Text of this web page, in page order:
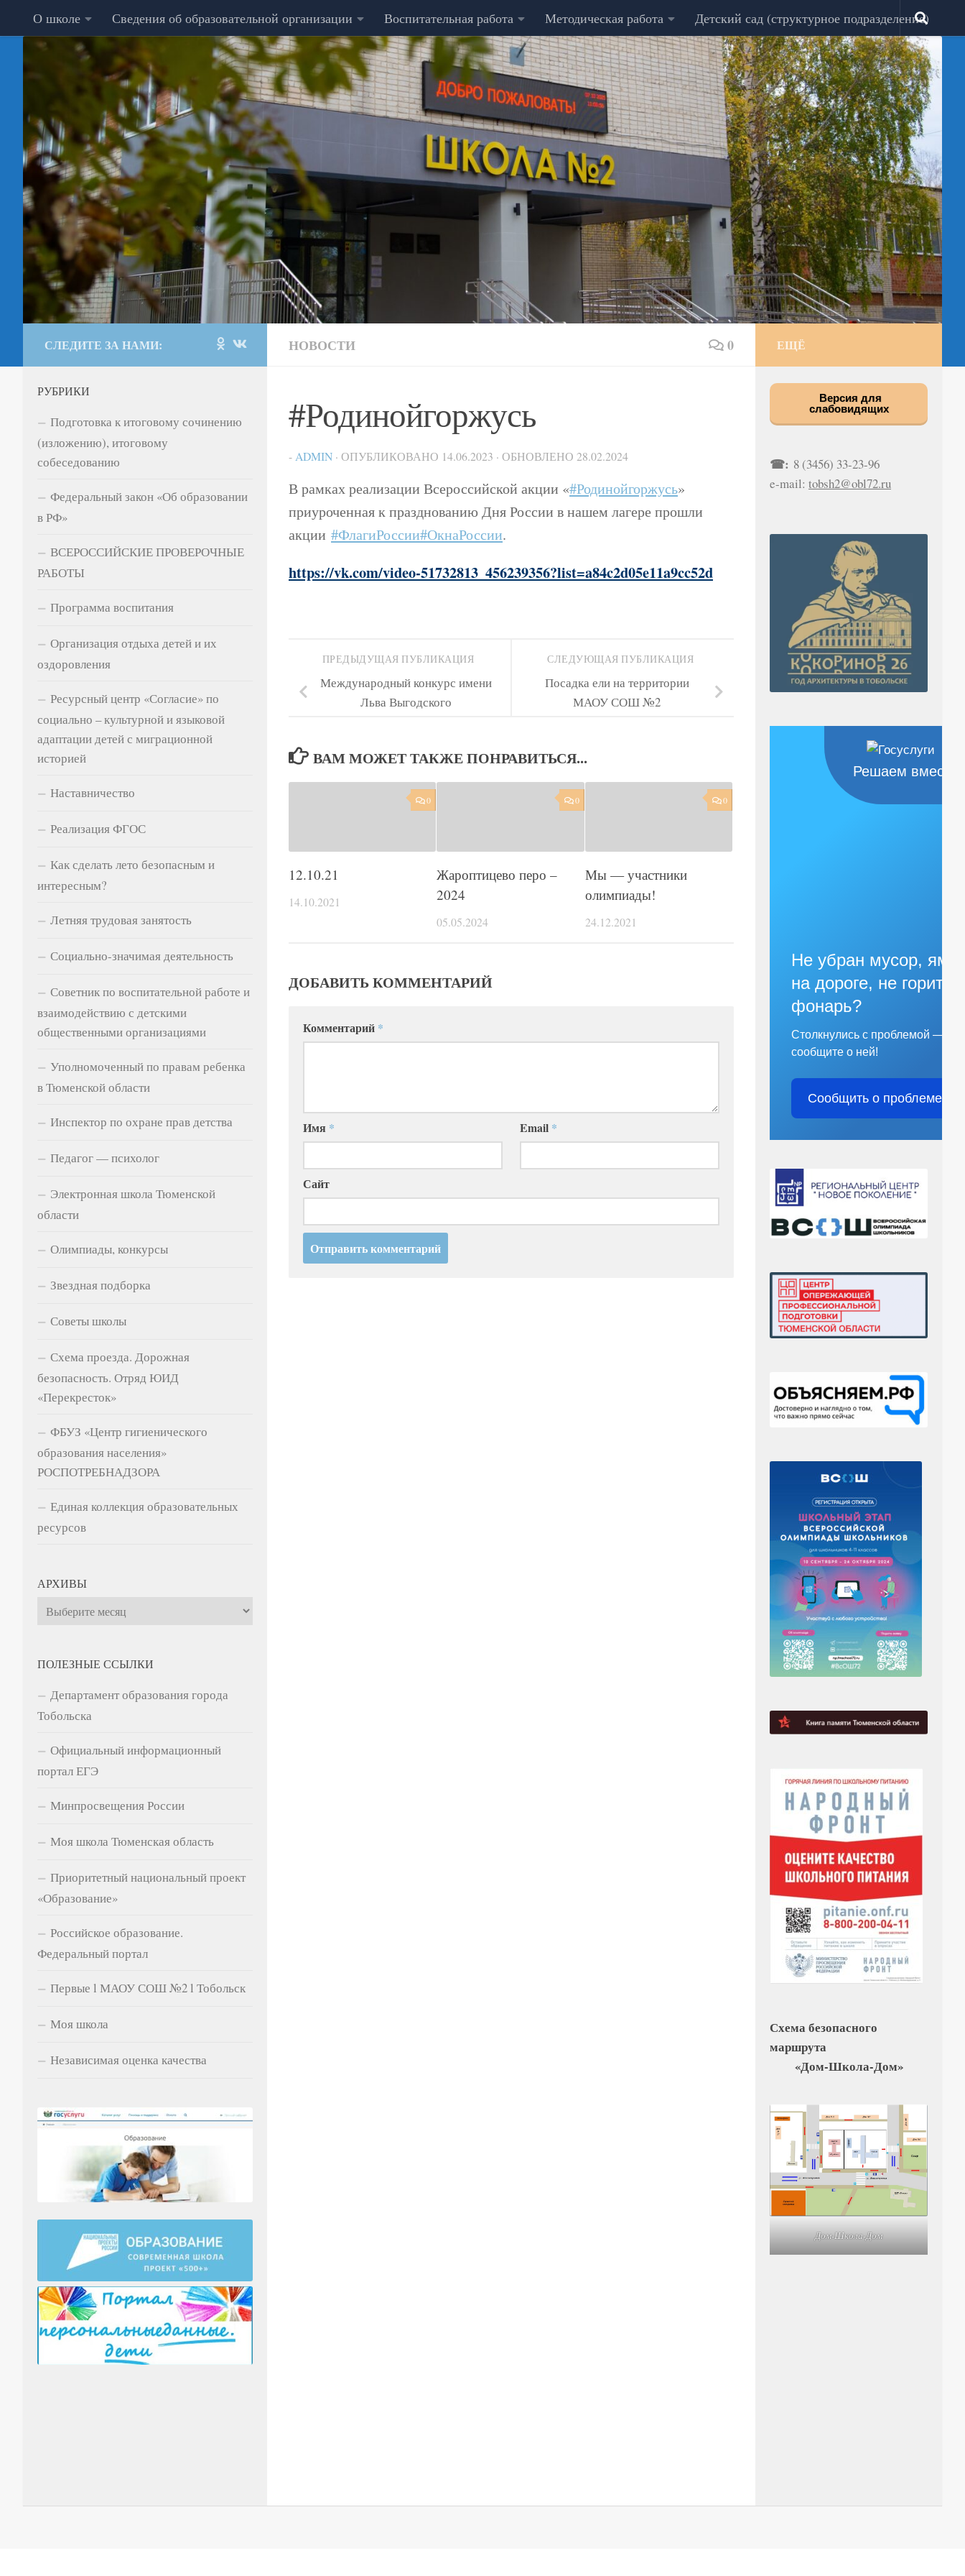
Перейти к содержимому
О школе Сведения об образовательной организации Воспитательная работа Методическая работа Детский сад (структурное подразделение)
НОВОСТИ 0
#Родинойгоржусь
- ADMIN · ОПУБЛИКОВАНО 14.06.2023 · ОБНОВЛЕНО 28.02.2024
В рамках реализации Всероссийской акции «#Родинойгоржусь»
приуроченная к празднованию Дня России в нашем лагере прошли
акции #ФлагиРоссии#ОкнаРоссии.
https://vk.com/video-51732813_456239356?list=a84c2d05e11a9cc52d
СЛЕДУЮЩАЯ ПУБЛИКАЦИЯ
Посадка ели на территории
МАОУ СОШ №2
ПРЕДЫДУЩАЯ ПУБЛИКАЦИЯ
Международный конкурс имени
Льва Выгодского
ВАМ МОЖЕТ ТАКЖЕ ПОНРАВИТЬСЯ...
0
12.10.21
14.10.2021
0
Жароптицево перо –
2024
05.05.2024
0
Мы — участники
олимпиады!
24.12.2021
ДОБАВИТЬ КОММЕНТАРИЙ
Комментарий *
Имя * Email *
Сайт
СЛЕДИТЕ ЗА НАМИ:
РУБРИКИ
Подготовка к итоговому сочинению
(изложению), итоговому
собеседованию
Федеральный закон «Об образовании
в РФ»
ВСЕРОССИЙСКИЕ ПРОВЕРОЧНЫЕ
РАБОТЫ
Программа воспитания
Организация отдыха детей и их
оздоровления
Ресурсный центр «Согласие» по
социально – культурной и языковой
адаптации детей с миграционной
историей
Наставничество
Реализация ФГОС
Как сделать лето безопасным и
интересным?
Летняя трудовая занятость
Социально-значимая деятельность
Советник по воспитательной работе и
взаимодействию с детскими
общественными организациями
Уполномоченный по правам ребенка
в Тюменской области
Инспектор по охране прав детства
Педагог — психолог
Электронная школа Тюменской
области
Олимпиады, конкурсы
Звездная подборка
Советы школы
Схема проезда. Дорожная
безопасность. Отряд ЮИД
«Перекресток»
ФБУЗ «Центр гигиенического
образования населения»
РОСПОТРЕБНАДЗОРА
Единая коллекция образовательных
ресурсов
АРХИВЫ
Архивы
ПОЛЕЗНЫЕ ССЫЛКИ
Департамент образования города
Тобольска
Официальный информационный
портал ЕГЭ
Минпросвещения России
Моя школа Тюменская область
Приоритетный национальный проект
«Образование»
Российское образование.
Федеральный портал
Первые l МАОУ СОШ №2 l Тобольск
Моя школа
Независимая оценка качества
ЕЩЁ
Версия для
слабовидящих
☎: 8 (3456) 33-23-96
e-mail: tobsh2@obl72.ru
Решаем вместе
Не убран мусор, яма
на дороге, не горит
фонарь?
Столкнулись с проблемой —
сообщите о ней!
Сообщить о проблеме
Схема безопасного
маршрута
«Дом-Школа-Дом»
Дом-Школа-Дом